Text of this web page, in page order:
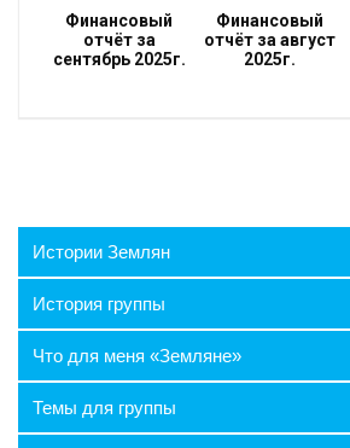
Финансовый
отчёт за
сентябрь 2025г.
Финансовый
отчёт за август
2025г.
Истории Землян
История группы
Что для меня «Земляне»
Темы для группы